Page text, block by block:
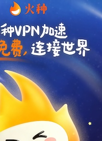
支持[0] 反对
支持
反对 [0]